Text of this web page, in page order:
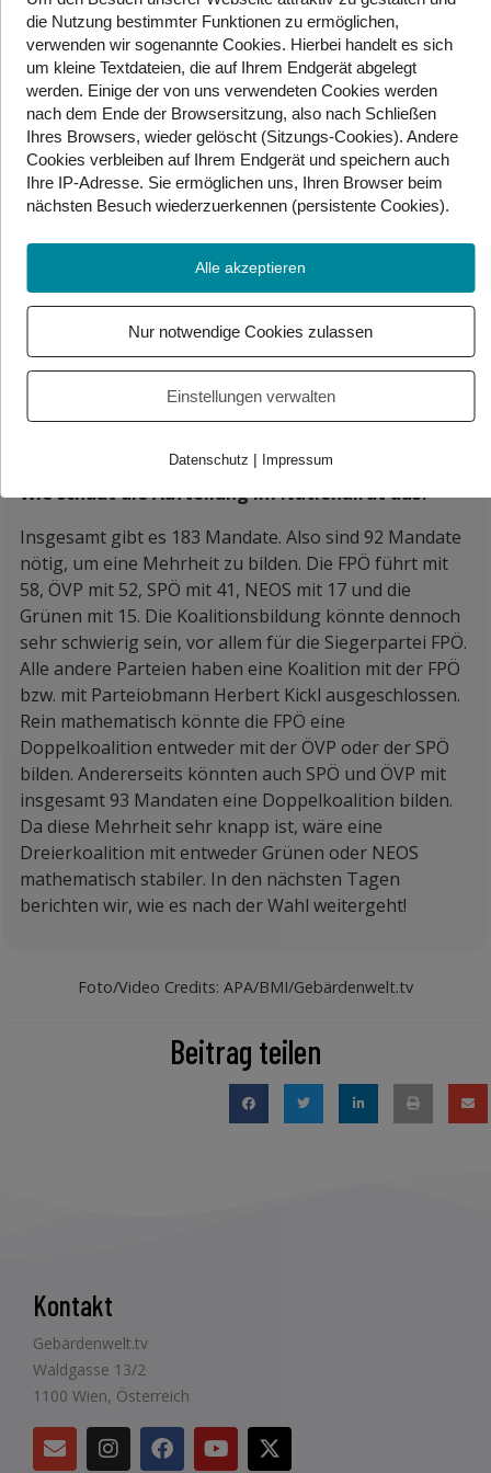
BIER:2,0 %. Ein Gewinn von 1,9 %.
MFG:0,4 %.
BGE/Die Gelben:0,0 %.
Liste Petrovic:0,6 %.
Liste GAZA:0,4 %.
Wandel/Keine:0,6 %.
Fast alle Wahlkarten wurden bereits in die Wahllokalen
geliefert und bereits ausgezählt. Damit steht das
aktuelle Ergebnis eigentlich fix. Die offizielle
Kundgebung der Ergebnisse durch das
Innenministerium erfolgt am 16. Oktober.
Wie schaut die Aufteilung im Nationalrat aus?
Insgesamt gibt es 183 Mandate. Also sind 92 Mandate
nötig, um eine Mehrheit zu bilden. Die FPÖ führt mit
58, ÖVP mit 52, SPÖ mit 41, NEOS mit 17 und die
Grünen mit 15. Die Koalitionsbildung könnte dennoch
sehr schwierig sein, vor allem für die Siegerpartei FPÖ.
Alle andere Parteien haben eine Koalition mit der FPÖ
bzw. mit Parteiobmann Herbert Kickl ausgeschlossen.
Rein mathematisch könnte die FPÖ eine
Doppelkoalition entweder mit der ÖVP oder der SPÖ
bilden. Andererseits könnten auch SPÖ und ÖVP mit
insgesamt 93 Mandaten eine Doppelkoalition bilden.
Da diese Mehrheit sehr knapp ist, wäre eine
Dreierkoalition mit entweder Grünen oder NEOS
mathematisch stabiler. In den nächsten Tagen
berichten wir, wie es nach der Wahl weitergeht!
Foto/Video Credits: APA/BMI/Gebärdenwelt.tv
Beitrag teilen
Kontakt
Gebärdenwelt.tv
Waldgasse 13/2
1100 Wien, Österreich
die Nutzung bestimmter Funktionen zu ermöglichen,
verwenden wir sogenannte Cookies. Hierbei handelt es sich
um kleine Textdateien, die auf Ihrem Endgerät abgelegt
werden. Einige der von uns verwendeten Cookies werden
nach dem Ende der Browsersitzung, also nach Schließen
Ihres Browsers, wieder gelöscht (Sitzungs-Cookies). Andere
Cookies verbleiben auf Ihrem Endgerät und speichern auch
Ihre IP-Adresse. Sie ermöglichen uns, Ihren Browser beim
nächsten Besuch wiederzuerkennen (persistente Cookies).
Alle akzeptieren
Nur notwendige Cookies zulassen
Einstellungen verwalten
Datenschutz | Impressum